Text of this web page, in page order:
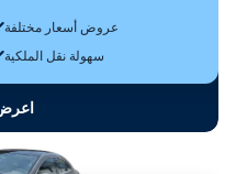
عروض أسعار مختلفة
سهولة نقل الملكية